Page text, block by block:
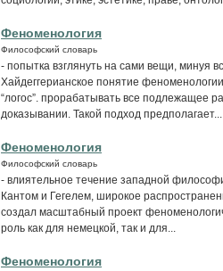
Феноменология
Философский словарь
- попытка взглянуть на сами вещи, минуя
Хайдеггерианское понятие
“логос”. прорабатывать все подлежащее
доказывании. Такой подход предполагает...
Феноменология
Философский словарь
- влиятельное течение западной
Кантом и Гегелем, широкое
создал масштабный проект
роль как для немецкой, так и для...
Феноменология